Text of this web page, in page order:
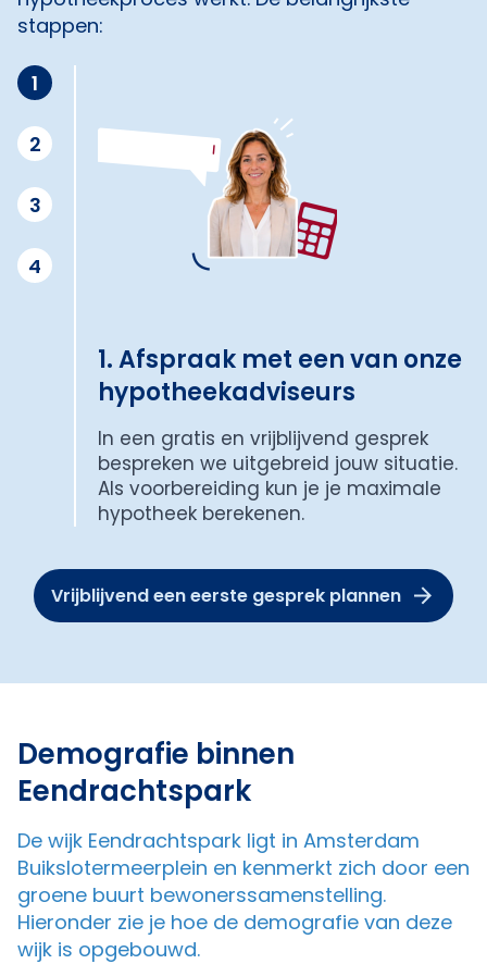
stappen:
1
2
3
4
1. Afspraak met een van onze
hypotheekadviseurs
In een gratis en vrijblijvend gesprek
bespreken we uitgebreid jouw situatie.
Als voorbereiding kun je je maximale
hypotheek berekenen.
Vrijblijvend een eerste gesprek plannen
Demografie binnen
Eendrachtspark
De wijk Eendrachtspark ligt in Amsterdam
Buikslotermeerplein en kenmerkt zich door een
groene buurt bewonerssamenstelling.
Hieronder zie je hoe de demografie van deze
wijk is opgebouwd.